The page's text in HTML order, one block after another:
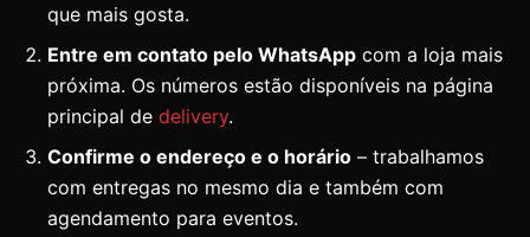
que mais gosta.
Entre em contato pelo WhatsApp com a loja mais
próxima. Os números estão disponíveis na página
principal de delivery.
Confirme o endereço e o horário – trabalhamos
com entregas no mesmo dia e também com
agendamento para eventos.